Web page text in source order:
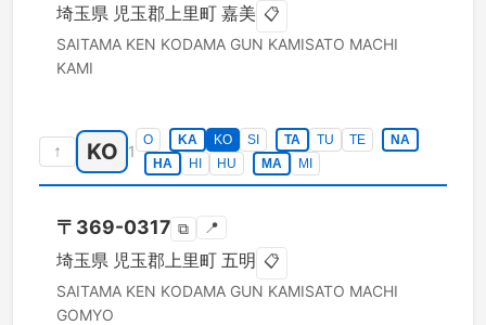
埼玉県 児玉郡上里町 嘉美 📋
SAITAMA KEN KODAMA GUN KAMISATO MACHI
KAMI
↑ KO 1
O KA KO SI TA TU TE
NA
HA
HI HU MA MI
〒 369-0317 ⧉ 📍
埼玉県 児玉郡上里町 五明 📋
SAITAMA KEN KODAMA GUN KAMISATO MACHI
GOMYO